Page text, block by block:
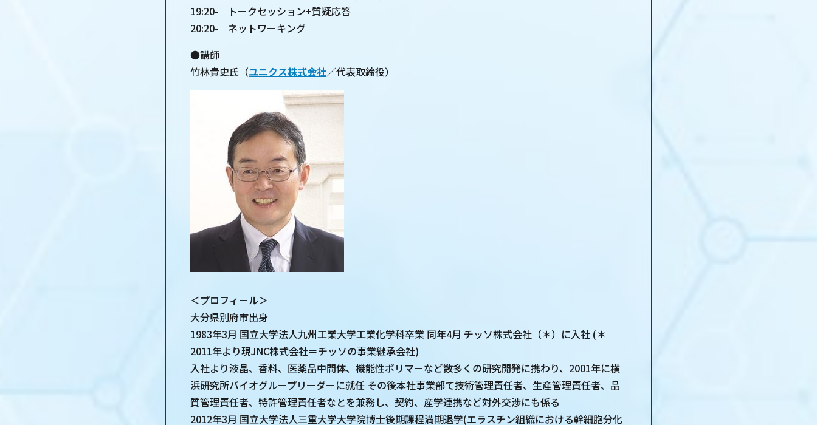
19:20- トークセッション+質疑応答
20:20- ネットワーキング
●講師
竹林貴史氏（ユニクス株式会社／代表取締役）
＜プロフィール＞
大分県別府市出身
1983年3月 国立大学法人九州工業大学工業化学科卒業 同年4月 チッソ株式会社（＊）に入社 (＊
2011年より現JNC株式会社＝チッソの事業継承会社)
入社より液晶、香料、医薬品中間体、機能性ポリマーなど数多くの研究開発に携わり、2001年に横
浜研究所バイオグループリーダーに就任 その後本社事業部て技術管理責任者、生産管理責任者、品
質管理責任者、特許管理責任者なとを兼務し、契約、産学連携など対外交渉にも係る
2012年3月 国立大学法人三重大学大学院博士後期課程満期退学(エラスチン組織における幹細胞分化